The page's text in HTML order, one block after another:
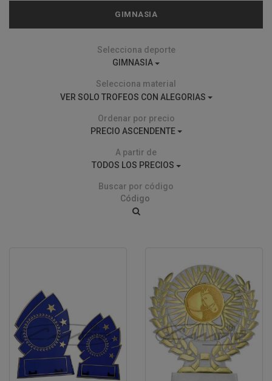
GIMNASIA
Selecciona deporte
GIMNASIA
Selecciona material
VER SOLO TROFEOS CON ALEGORIAS
Ordenar por precio
PRECIO ASCENDENTE
A partir de
TODOS LOS PRECIOS
Buscar por código